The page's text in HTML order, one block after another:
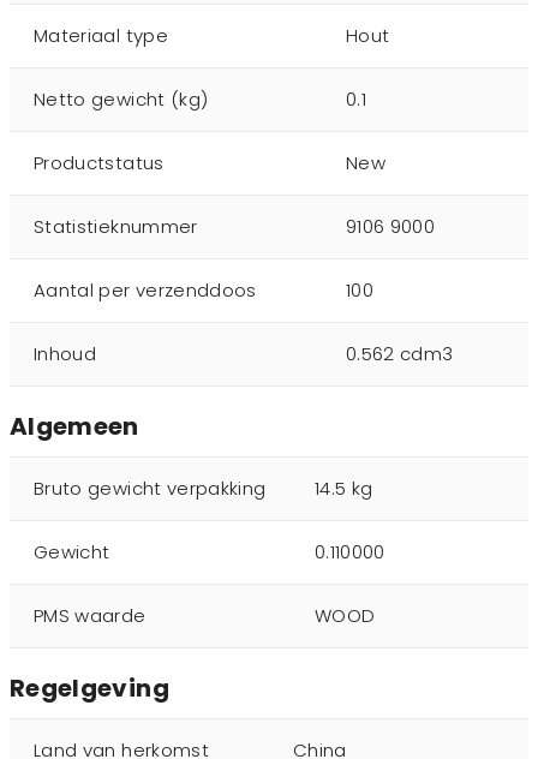
Materiaal type Hout
Netto gewicht (kg) 0.1
Productstatus New
Statistieknummer 9106 9000
Aantal per verzenddoos 100
Inhoud 0.562 cdm3
Algemeen
Bruto gewicht verpakking 14.5 kg
Gewicht 0.110000
PMS waarde WOOD
Regelgeving
Land van herkomst China